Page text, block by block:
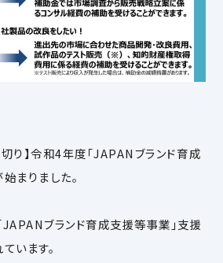
り】令和4年度「JAPANブランド育成
まりました。
ブランド育成支援等事業」支援
います。